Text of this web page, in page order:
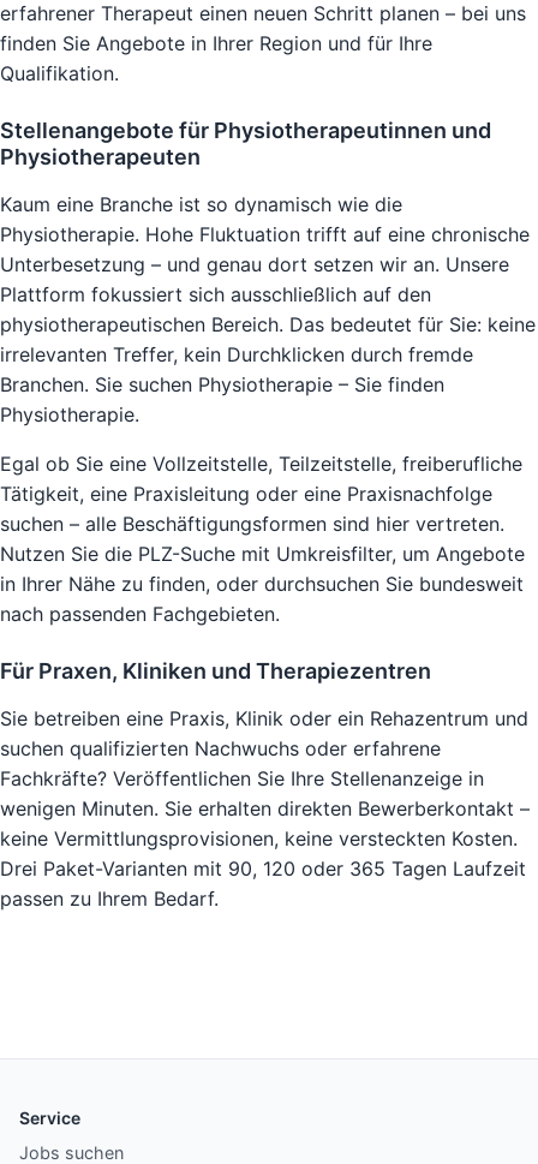
erfahrener Therapeut einen neuen Schritt planen – bei uns
finden Sie Angebote in Ihrer Region und für Ihre
Qualifikation.
Stellenangebote für Physiotherapeutinnen und
Physiotherapeuten
Kaum eine Branche ist so dynamisch wie die
Physiotherapie. Hohe Fluktuation trifft auf eine chronische
Unterbesetzung – und genau dort setzen wir an. Unsere
Plattform fokussiert sich ausschließlich auf den
physiotherapeutischen Bereich. Das bedeutet für Sie: keine
irrelevanten Treffer, kein Durchklicken durch fremde
Branchen. Sie suchen Physiotherapie – Sie finden
Physiotherapie.
Egal ob Sie eine Vollzeitstelle, Teilzeitstelle, freiberufliche
Tätigkeit, eine Praxisleitung oder eine Praxisnachfolge
suchen – alle Beschäftigungsformen sind hier vertreten.
Nutzen Sie die PLZ-Suche mit Umkreisfilter, um Angebote
in Ihrer Nähe zu finden, oder durchsuchen Sie bundesweit
nach passenden Fachgebieten.
Für Praxen, Kliniken und Therapiezentren
Sie betreiben eine Praxis, Klinik oder ein Rehazentrum und
suchen qualifizierten Nachwuchs oder erfahrene
Fachkräfte? Veröffentlichen Sie Ihre Stellenanzeige in
wenigen Minuten. Sie erhalten direkten Bewerberkontakt –
keine Vermittlungsprovisionen, keine versteckten Kosten.
Drei Paket-Varianten mit 90, 120 oder 365 Tagen Laufzeit
passen zu Ihrem Bedarf.
Service
Jobs suchen